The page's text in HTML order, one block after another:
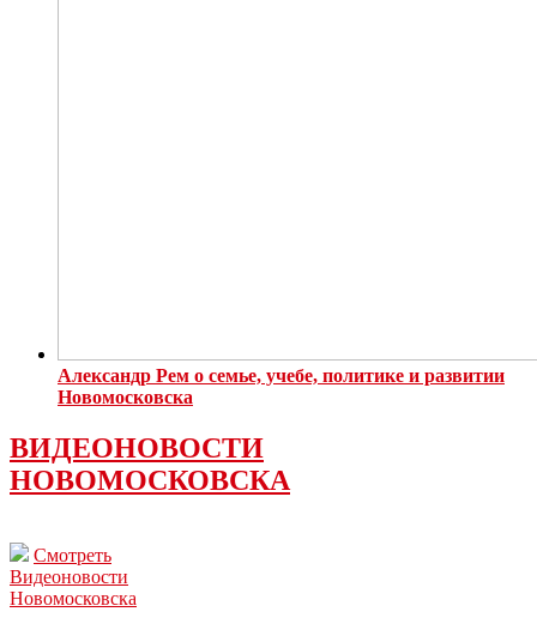
Александр Рем о семье, учебе, политике и развитии
Новомосковска
ВИДЕОНОВОСТИ
НОВОМОСКОВСКА
Смотреть
Видеоновости
Новомосковска